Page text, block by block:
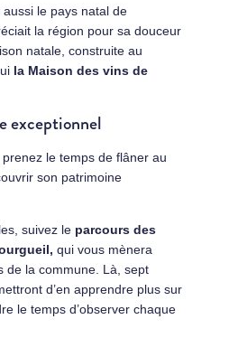
le pays natal de
la région pour sa douceur
natale, construite au
la Maison des vins de
exceptionnel
le temps de flâner au
son patrimoine
suivez le parcours des
qui vous mènera
de la commune. Là, sept
d’en apprendre plus sur
le temps d’observer chaque